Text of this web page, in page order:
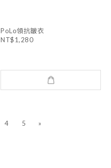
PoLo領抗皺衣
NT$1,280
4 5 »